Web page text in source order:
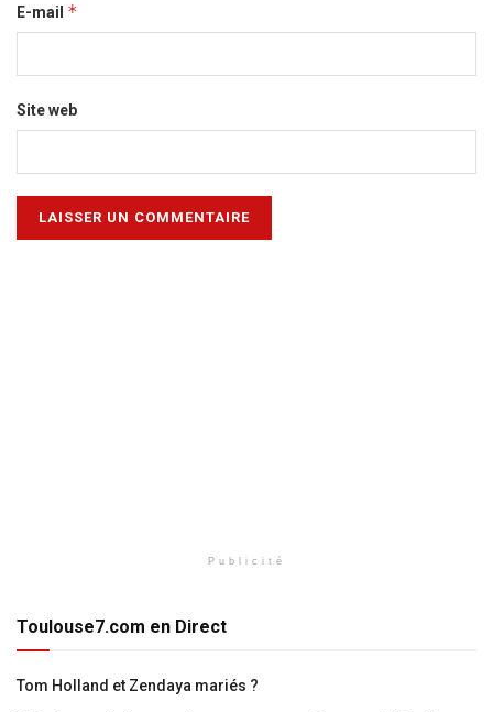
E-mail *
Site web
Publicité
Toulouse7.com en Direct
Tom Holland et Zendaya mariés ?